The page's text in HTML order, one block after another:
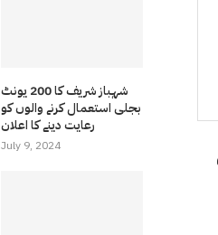
شہباز شریف کا 200 یونٹ
بجلی استعمال کرنے والوں کو
رعایت دینے کا اعلان
July 9, 2024